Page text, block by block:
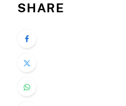
SHARE